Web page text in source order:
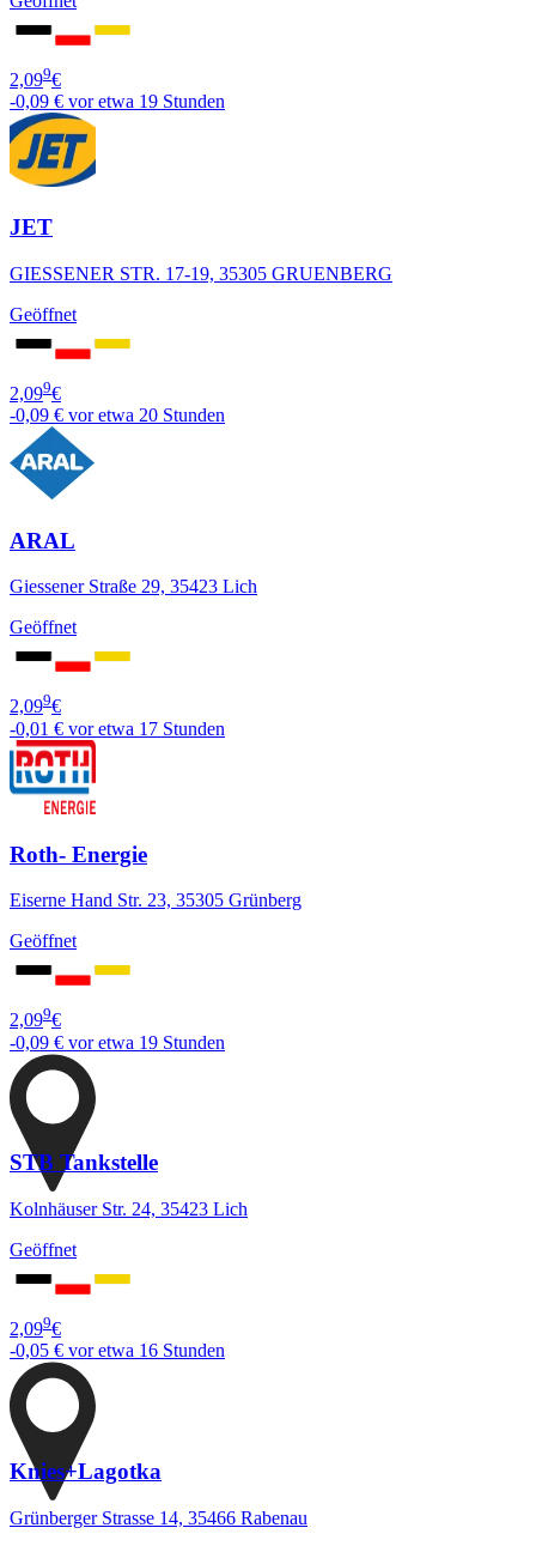
2,099€
-0,09 € vor etwa 19 Stunden
JET
GIESSENER STR. 17-19, 35305 GRUENBERG
Geöffnet
2,099€
-0,09 € vor etwa 20 Stunden
ARAL
Giessener Straße 29, 35423 Lich
Geöffnet
2,099€
-0,01 € vor etwa 17 Stunden
Roth- Energie
Eiserne Hand Str. 23, 35305 Grünberg
Geöffnet
2,099€
-0,09 € vor etwa 19 Stunden
STB Tankstelle
Kolnhäuser Str. 24, 35423 Lich
Geöffnet
2,099€
-0,05 € vor etwa 16 Stunden
Knies+Lagotka
Grünberger Strasse 14, 35466 Rabenau